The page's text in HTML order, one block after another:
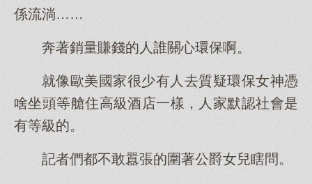
係流淌……
奔著銷量賺錢的人誰關心環保啊。
就像歐美國家很少有人去質疑環保女神憑
啥坐頭等艙住高級酒店一樣，人家默認社會是
有等級的。
記者們都不敢囂張的圍著公爵女兒瞎問。